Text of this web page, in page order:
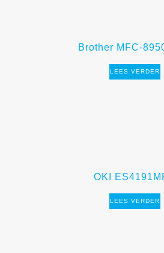
Brother MFC-
LEES VERDER
OKI
LEES VERDER